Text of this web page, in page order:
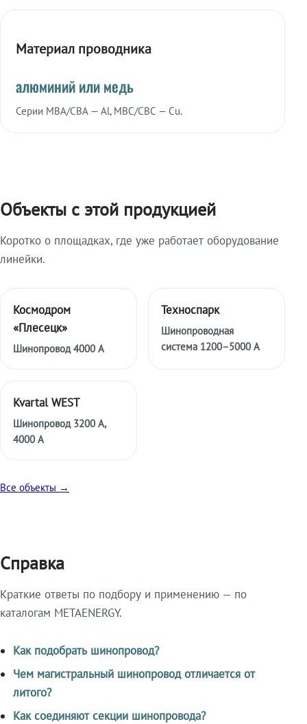
Материал проводника
алюминий или медь
Серии МВА/СВА — Al, МВС/СВС — Cu.
Объекты с этой продукцией
Коротко о площадках, где уже работает оборудование
линейки.
Космодром
«Плесецк»
Шинопровод 4000 А
Техноспарк
Шинопроводная
система 1200–5000 А
Kvartal WEST
Шинопровод 3200 А,
4000 А
Все объекты →
Справка
Краткие ответы по подбору и применению — по
каталогам METAENERGY.
Как подобрать шинопровод?
Чем магистральный шинопровод отличается от
литого?
Как соединяют секции шинопровода?